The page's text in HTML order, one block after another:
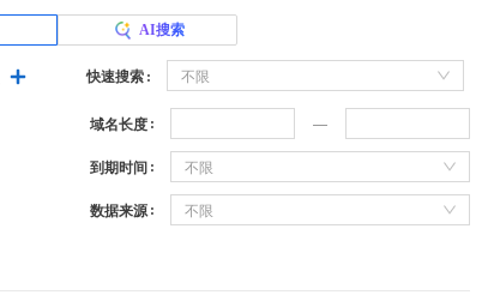
AI搜索
快速搜索 不限
域名长度
到期时间 不限
数据来源 不限